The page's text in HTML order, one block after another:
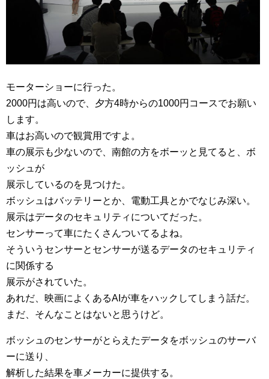
モーターショーに行った。
2000円は高いので、夕方4時からの1000円コースでお願い
します。
車はお高いので観賞用ですよ。
車の展示も少ないので、南館の方をボーッと見てると、ボ
ッシュが
展示しているのを見つけた。
ボッシュはバッテリーとか、電動工具とかでなじみ深い。
展示はデータのセキュリティについてだった。
センサーって車にたくさんついてるよね。
そういうセンサーとセンサーが送るデータのセキュリティ
に関係する
展示がされていた。
あれだ、映画によくあるAIが車をハックしてしまう話だ。
まだ、そんなことはないと思うけど。
ボッシュのセンサーがとらえたデータをボッシュのサーバ
ーに送り、
解析した結果を車メーカーに提供する。